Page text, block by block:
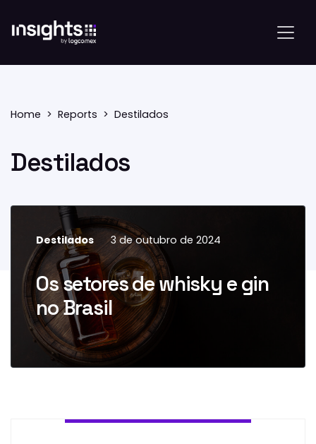
Home Reports Destilados
Destilados
Destilados 3 de outubro de 2024
Os setores de whisky e gin
no Brasil